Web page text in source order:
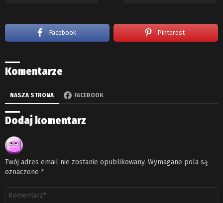
Facebook Pinterest
Komentarze
NASZA STRONA FACEBOOK
Dodaj komentarz
Twój adres email nie zostanie opublikowany. Wymagane pola są
oznaczone *